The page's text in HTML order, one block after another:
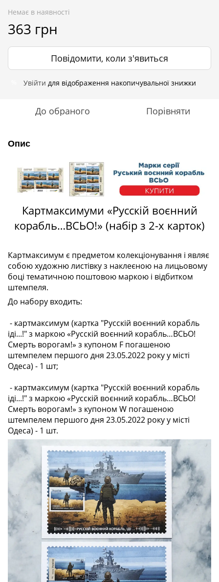
Немає в наявності
363 грн
Повідомити, коли з'явиться
Увійти для відображення накопичувальної знижки
До обраного Порівняти
Опис
Картмаксимуми «Русскій воєнний
корабль…ВСЬО!» (набір з 2-х карток)
Картмаксимум є предметом колекціонування і являє
собою художню листівку з наклеєною на лицьовому
боці тематичною поштовою маркою і відбитком
штемпеля.
До набору входить:
- картмаксимум (картка "Русскій воєнний корабль
іді...!" з маркою «Русскій воєнний корабль…ВСЬО!
Смерть ворогам!» з купоном F погашеною
штемпелем першого дня 23.05.2022 року у місті
Одеса) - 1 шт;
- картмаксимум (картка "Русскій воєнний корабль
іді...!" з маркою «Русскій воєнний корабль…ВСЬО!
Смерть ворогам!» з купоном W погашеною
штемпелем першого дня 23.05.2022 року у місті
Одеса) - 1 шт.